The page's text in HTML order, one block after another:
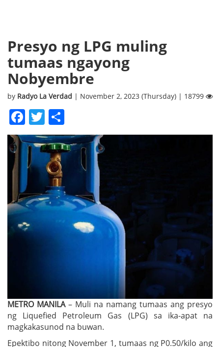
Presyo ng LPG muling
tumaas ngayong
Nobyembre
by Radyo La Verdad | November 2, 2023 (Thursday) | 18799
Facebook
Twitter
METRO MANILA – Muli na namang tumaas ang presyo
ng Liquefied Petroleum Gas (LPG) sa ika-apat na
magkakasunod na buwan.
Epektibo nitong November 1, tumaas ng P0.50/kilo ang